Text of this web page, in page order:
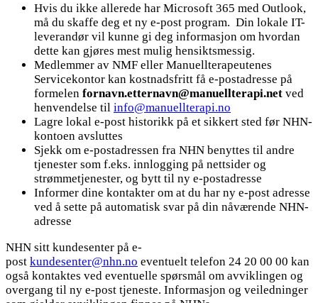
Hvis du ikke allerede har Microsoft 365 med Outlook,
må du skaffe deg et ny e-post program. Din lokale IT-
leverandør vil kunne gi deg informasjon om hvordan
dette kan gjøres mest mulig hensiktsmessig.
Medlemmer av NMF eller Manuellterapeutenes
Servicekontor kan kostnadsfritt få e-postadresse på
formelen fornavn.etternavn@manuellterapi.net ved
henvendelse til info@manuellterapi.no
Lagre lokal e-post historikk på et sikkert sted før NHN-
kontoen avsluttes
Sjekk om e-postadressen fra NHN benyttes til andre
tjenester som f.eks. innlogging på nettsider og
strømmetjenester, og bytt til ny e-postadresse
Informer dine kontakter om at du har ny e-post adresse
ved å sette på automatisk svar på din nåværende NHN-
adresse
NHN sitt kundesenter på e-
post kundesenter@nhn.no eventuelt telefon 24 20 00 00 kan
også kontaktes ved eventuelle spørsmål om avviklingen og
overgang til ny e-post tjeneste. Informasjon og veiledninger